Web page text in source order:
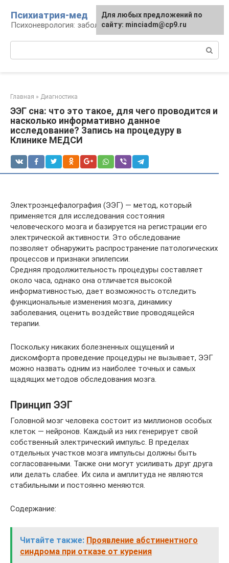
контенту
Психиатрия-мед
Психоневрология: заболевания и терапия
Главная » Диагностика
ЭЭГ сна: что это такое, для чего проводится и
насколько информативно данное
исследование? Запись на процедуру в
Клинике МЕДСИ
Электроэнцефалография (ЭЭГ) — метод, который
применяется для исследования состояния
человеческого мозга и базируется на регистрации его
электрической активности. Это обследование
позволяет обнаружить распространение патологических
процессов и признаки эпилепсии.
Средняя продолжительность процедуры составляет
около часа, однако она отличается высокой
информативностью, дает возможность отследить
функциональные изменения мозга, динамику
заболевания, оценить воздействие проводящейся
терапии.
Поскольку никаких болезненных ощущений и
дискомфорта проведение процедуры не вызывает, ЭЭГ
можно назвать одним из наиболее точных и самых
щадящих методов обследования мозга.
Принцип ЭЭГ
Головной мозг человека состоит из миллионов особых
клеток — нейронов. Каждый из них генерирует свой
собственный электрический импульс. В пределах
отдельных участков мозга импульсы должны быть
согласованными. Также они могут усиливать друг друга
или делать слабее. Их сила и амплитуда не являются
стабильными и постоянно меняются.
Содержание:
Читайте также: Проявление абстинентного
синдрома при отказе от курения
Для любых предложений по
сайту: minciadm@cp9.ru